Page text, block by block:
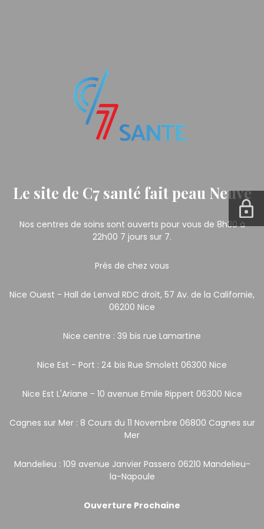
Le site de C7 santé fait peau Neuve
Nos centres de soins sont ouverts pour vous de 8h30 à
22h00 7 jours sur 7.
Près de chez vous
Nice Ouest - Hall de Lenval RDC droit, 57 Av. de la Californie,
06200 Nice
Nice centre : 39 bis rue Lamartine
Nice Est - Port : 24 bis Rue Smolett 06300 Nice
Nice Est L'Ariane - 10 avenue Emile Rippert 06300 Nice
Cagnes sur Mer : 8 Cours du 11 Novembre 06800 Cagnes sur
Mer
Mandelieu : 109 avenue Janvier Passero 06210 Mandelieu-
la-Napoule
Ouverture Prochaine